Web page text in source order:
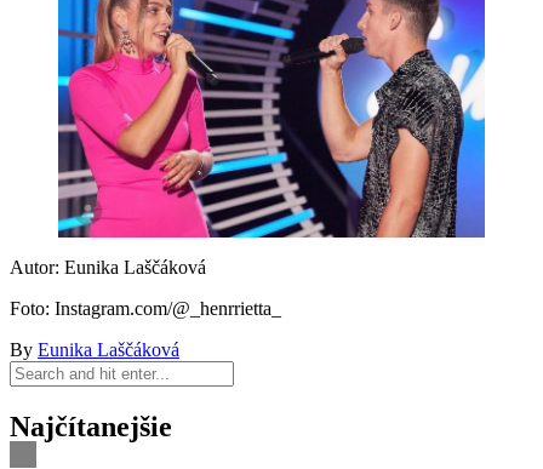
Autor: Eunika Laščáková
Foto: Instagram.com/@_henrrietta_
By Eunika Laščáková
Najčítanejšie